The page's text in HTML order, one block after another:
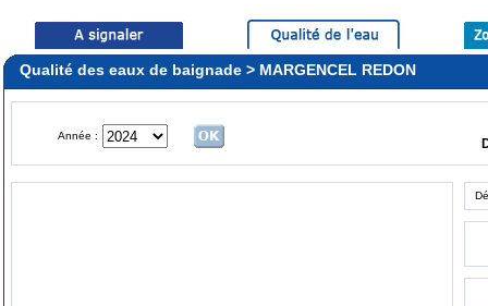
Qualité des eaux de baignade > MARGENCEL REDON
Année :